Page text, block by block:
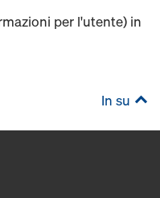
per l'utente) in
In su